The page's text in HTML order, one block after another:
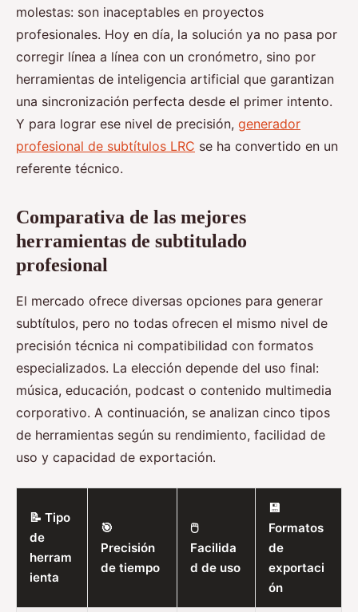
molestas: son inaceptables en proyectos
profesionales. Hoy en día, la solución ya no pasa por
corregir línea a línea con un cronómetro, sino por
herramientas de inteligencia artificial que garantizan
una sincronización perfecta desde el primer intento.
Y para lograr ese nivel de precisión, generador
profesional de subtítulos LRC se ha convertido en un
referente técnico.
Comparativa de las mejores
herramientas de subtitulado
profesional
El mercado ofrece diversas opciones para generar
subtítulos, pero no todas ofrecen el mismo nivel de
precisión técnica ni compatibilidad con formatos
especializados. La elección depende del uso final:
música, educación, podcast o contenido multimedia
corporativo. A continuación, se analizan cinco tipos
de herramientas según su rendimiento, facilidad de
uso y capacidad de exportación.
📝 Tipo
de
herram
ienta
🎯
Precisión
de tiempo
🖱️
Facilida
d de uso
💾
Formatos
de
exportaci
ón